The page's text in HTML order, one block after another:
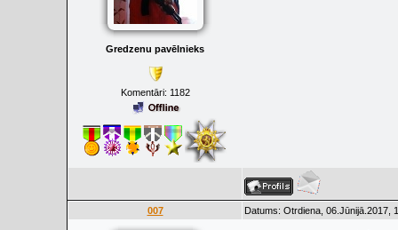
Gredzenu pavēlnieks
Komentāri: 1182
007 Datums: Otrdiena, 06.Jūnijā.2017,